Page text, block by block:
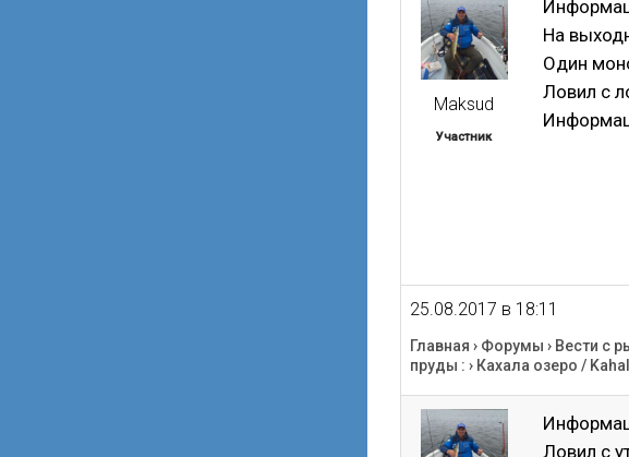
Maksud
Участник
На
Один
Ловил с
25.08.2017 в 18:11
Главная › Форумы › Вести с
пруды : › Кахала озеро /
Ловил с